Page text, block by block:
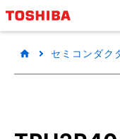
セミコンダク